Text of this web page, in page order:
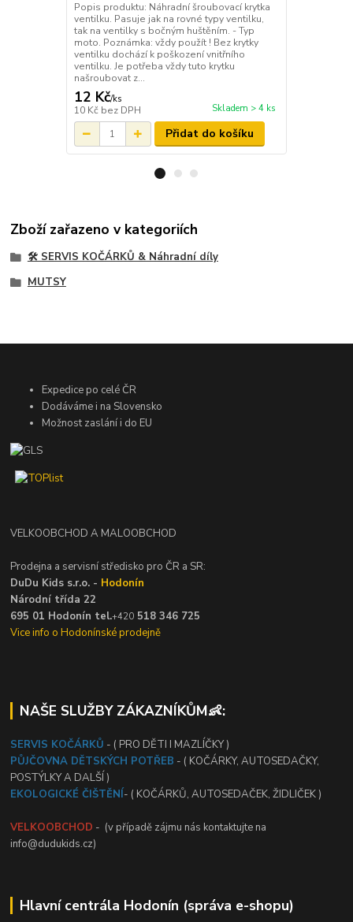
Popis produktu: Náhradní šroubovací krytka
ventilku. Pasuje jak na rovné typy ventilku,
tak na ventilky s bočným huštěním. - Typ
moto. Poznámka: vždy použít ! Bez krytky
ventilku dochází k poškození vnitřního
ventilku. Je potřeba vždy tuto krytku
našroubovat z...
12 Kč/ks
10 Kč bez DPH Skladem > 4 ks
Přidat do košíku
Zboží zařazeno v kategoriích
🛠️ SERVIS KOČÁRKŮ & Náhradní díly
MUTSY
Expedice po celé ČR
Dodáváme i na Slovensko
Možnost zaslání i do EU
VELKOOBCHOD A MALOOBCHOD
Prodejna a servisní středisko pro ČR a SR:
DuDu Kids s.r.o. - Hodonín
Národní třída 22
695 01 Hodonín tel.+420 518 346 725
Vice info o Hodonínské prodejně
NAŠE SLUŽBY ZÁKAZNÍKŮM👶:
SERVIS KOČÁRKŮ - ( PRO DĚTI I MAZLÍČKY )
PŮJČOVNA DĚTSKÝCH POTŘEB - ( KOČÁRKY, AUTOSEDAČKY,
POSTÝLKY A DALŠÍ )
EKOLOGICKÉ ČIŠTĚNÍ- ( KOČÁRKŮ, AUTOSEDAČEK, ŽIDLIČEK )
VELKOOBCHOD - (v případě zájmu nás kontaktujte na
info@dudukids.cz)
Hlavní centrála Hodonín (správa e-shopu)